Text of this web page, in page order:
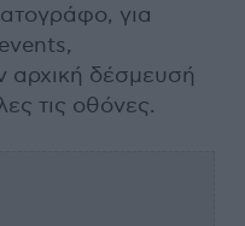
για
αρχική δέσμευσή
τις οθόνες.